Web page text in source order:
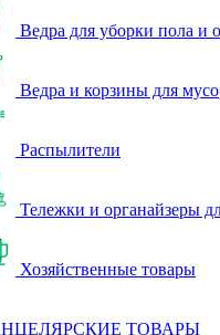
Ведра для уборки пола и
Ведра и корзины для
Распылители
Тележки и органайзеры
Хозяйственные товары
ТОВАРЫ